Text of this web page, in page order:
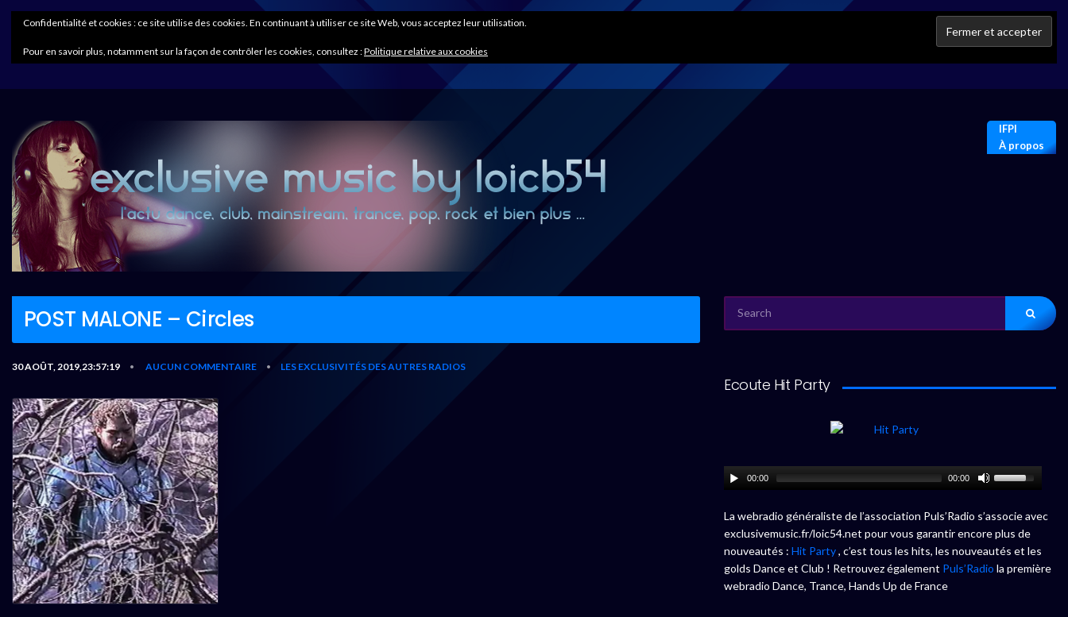
IFPI
À propos
POST MALONE – Circles
30 AOÛT, 2019,23:57:19 • AUCUN COMMENTAIRE • LES EXCLUSIVITÉS DES AUTRES RADIOS
FOR:
Ecoute Hit Party
00:00 00:00
La webradio généraliste de l’association Puls’Radio s’associe avec
exclusivemusic.fr/loic54.net pour vous garantir encore plus de
nouveautés : Hit Party, c’est tous les hits, les nouveautés et les
golds Dance et Club ! Retrouvez également Puls’Radio la première
webradio Dance, Trance, Hands Up de France
Confidentialité et cookies : ce site utilise des cookies. En continuant à utiliser ce site Web, vous acceptez leur utilisation.
Pour en savoir plus, notamment sur la façon de contrôler les cookies, consultez :Politique relative aux cookies